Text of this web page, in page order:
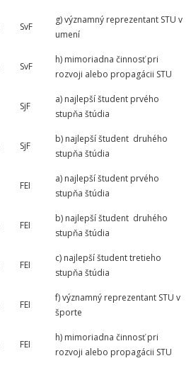
SvF
g) významný reprezentant STU v
umení
SvF
h) mimoriadna činnosť pri
rozvoji alebo propagácii STU
SjF
a) najlepší študent prvého
stupňa štúdia
SjF
b) najlepší študent druhého
stupňa štúdia
FEI
a) najlepší študent prvého
stupňa štúdia
FEI
b) najlepší študent druhého
stupňa štúdia
FEI
c) najlepší študent tretieho
stupňa štúdia
FEI
f) významný reprezentant STU v
športe
FEI
h) mimoriadna činnosť pri
rozvoji alebo propagácii STU